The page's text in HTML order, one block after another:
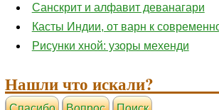
Санскрит и алфавит деванагари
Касты Индии, от варн к
Рисунки хной: узоры мехенди
Нашли что искали?